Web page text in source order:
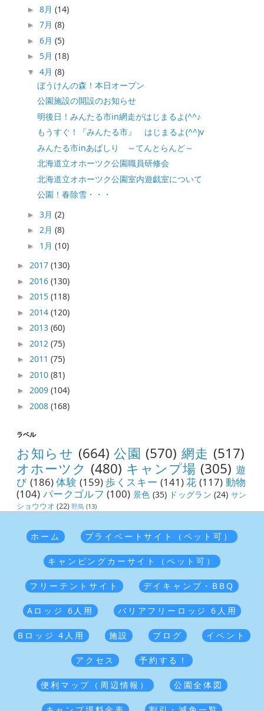
►8月(14)
►7月(8)
►6月(5)
► 5月(18)
▼4月(8)
ぼうけんの森！本日オープン
公園施設の開設のお知らせ
明後日！みんたる市in網走がはじまるよ(^^♪
もうすぐ！『みんたる市』 はじまるよ(^^)v
みんたる市inあばしり ～てんとらんど～
北海道立オホーツク公園職員研修会
北海道立オホーツク公園室内遊戯室について
公園！春除雪・・・
►3月(2)
►2月(8)
► 1月(10)
►2017(130)
► 2016(130)
►2015(118)
► 2014(120)
►2013(60)
► 2012(75)
►2011(75)
► 2010(81)
►2009(104)
► 2008(168)
ラベル
お知らせ (664) 公園 (570) 網走 (517)
オホーツク (480) キャンプ場 (305) 遊
び (186)体験 (159)歩くスキー (141)花 (117) 動物
(104) パークゴルフ (100) 景色 (35) ドッグラン (24) サン
ショウウオ (22) 野鳥 (13)
ホーム プライベートサイト（ペット可）
キャンピングカーサイト（ペット可）
フリーテントサイト デイキャンプ・BBQ
Aロッジ 6人用 バリアフリーロッジ 6人用
Bロッジ 4人用 施設 ブログ イベント
アクセス 予約する！
便利マップ（周辺情報） 公園全体図